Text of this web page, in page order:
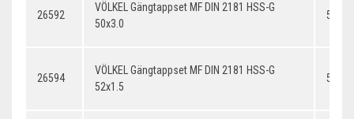
26592
VÖLKEL Gängtappset MF DIN 2181 HSS-G
50x3.0
26594
VÖLKEL Gängtappset MF DIN 2181 HSS-G
52x1.5